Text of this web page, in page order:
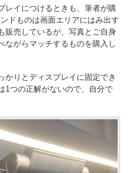
レイにつけるときも、筆者が購
ドものは画面エリアにはみ出す
販売しているが、写真とご自身
ながらマッチするものを購入し
りとディスプレイに固定でき
1つの正解がないので、自分で